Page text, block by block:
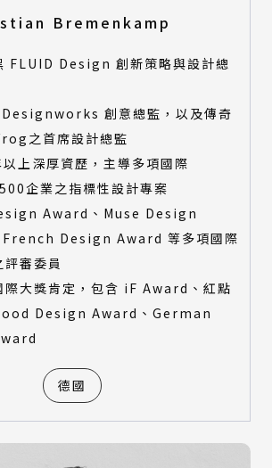
Bremenkamp
FLUID Design 創新策略與設計總
Designworks 創意總監，以及傳奇
之首席設計總監
上深厚資歷，主導多項國際
企業之指標性設計專案
Award、Muse Design
Design Award 等多項國際
審委員
際大獎肯定，包含 iF Award、紅點
Design Award、German
德國